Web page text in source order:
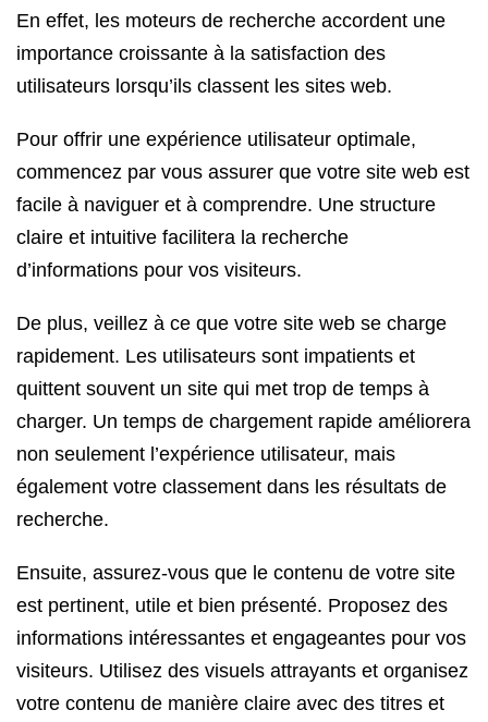
En effet, les moteurs de recherche accordent une
importance croissante à la satisfaction des
utilisateurs lorsqu’ils classent les sites web.
Pour offrir une expérience utilisateur optimale,
commencez par vous assurer que votre site web est
facile à naviguer et à comprendre. Une structure
claire et intuitive facilitera la recherche
d’informations pour vos visiteurs.
De plus, veillez à ce que votre site web se charge
rapidement. Les utilisateurs sont impatients et
quittent souvent un site qui met trop de temps à
charger. Un temps de chargement rapide améliorera
non seulement l’expérience utilisateur, mais
également votre classement dans les résultats de
recherche.
Ensuite, assurez-vous que le contenu de votre site
est pertinent, utile et bien présenté. Proposez des
informations intéressantes et engageantes pour vos
visiteurs. Utilisez des visuels attrayants et organisez
votre contenu de manière claire avec des titres et